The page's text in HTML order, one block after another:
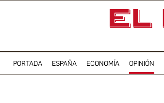
PORTADA ESPAÑA ECONOMÍA OPINIÓN